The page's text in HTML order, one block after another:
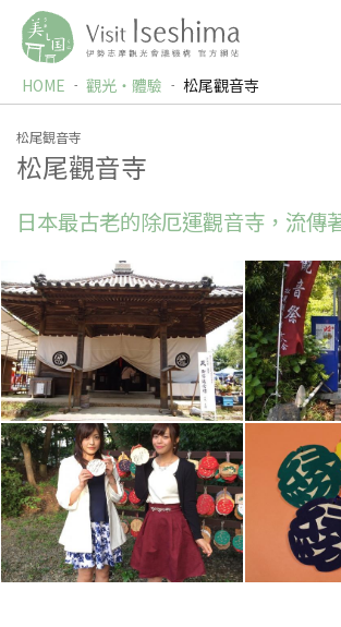
HOME 觀光‧體驗 松尾觀音寺
松尾観音寺
松尾觀音寺
日本最古老的除厄運觀音寺，流傳